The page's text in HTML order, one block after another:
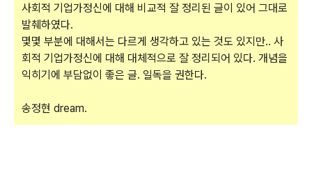
사회적 기업가정신에 대해 비교적 잘 정리된 글이 있어 그대로
발췌하였다.
몇몇 부분에 대해서는 다르게 생각하고 있는 것도 있지만.. 사
회적 기업가정신에 대해 대체적으로 잘 정리되어 있다. 개념을
익히기에 부담없이 좋은 글. 일독을 권한다.
송정현 dream.